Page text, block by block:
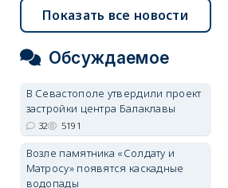
Показать все новости
Обсуждаемое
В Севастополе утвердили проект
застройки центра Балаклавы
32 5191
Возле памятника «Солдату и
Матросу» появятся каскадные
водопады